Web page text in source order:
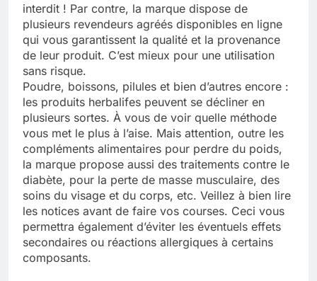
interdit ! Par contre, la marque dispose de
plusieurs revendeurs agréés disponibles en ligne
qui vous garantissent la qualité et la provenance
de leur produit. C’est mieux pour une utilisation
sans risque.
Poudre, boissons, pilules et bien d’autres encore :
les produits herbalifes peuvent se décliner en
plusieurs sortes. À vous de voir quelle méthode
vous met le plus à l’aise. Mais attention, outre les
compléments alimentaires pour perdre du poids,
la marque propose aussi des traitements contre le
diabète, pour la perte de masse musculaire, des
soins du visage et du corps, etc. Veillez à bien lire
les notices avant de faire vos courses. Ceci vous
permettra également d’éviter les éventuels effets
secondaires ou réactions allergiques à certains
composants.